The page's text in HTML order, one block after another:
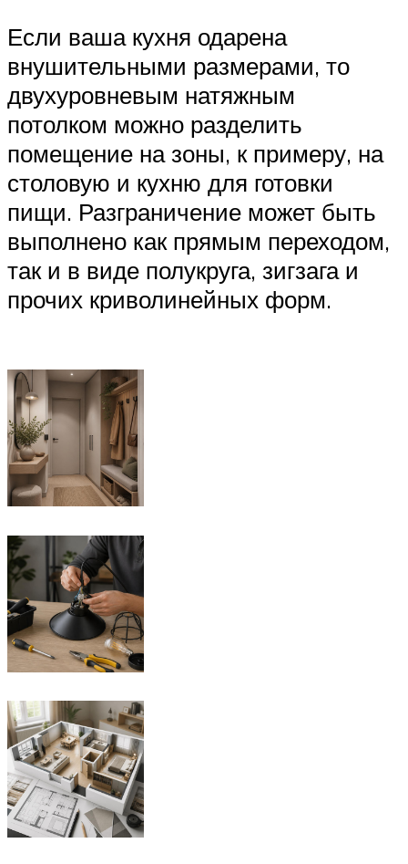
Если ваша кухня одарена
внушительными размерами, то
двухуровневым натяжным
потолком можно разделить
помещение на зоны, к примеру, на
столовую и кухню для готовки
пищи. Разграничение может быть
выполнено как прямым переходом,
так и в виде полукруга, зигзага и
прочих криволинейных форм.